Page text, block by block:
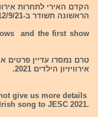
הראשונה תשודר ב-12/9/21.
and the first show
טרם נמסרו עדיין פרטים
אירוויזיון הילדים 2021.
give us more details
song to JESC 2021.